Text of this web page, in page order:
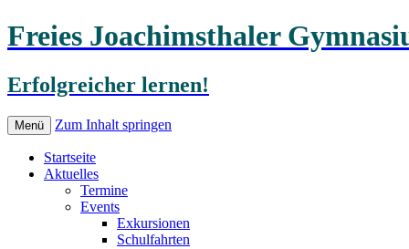
Freies Joachimsthaler
Erfolgreicher lernen!
Menü Zum Inhalt springen
Startseite
Aktuelles
Termine
Events
Exkursionen
Schulfahrten